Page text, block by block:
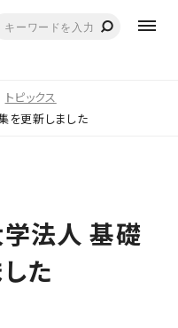
トピックス
を更新しました
法人 基礎
た